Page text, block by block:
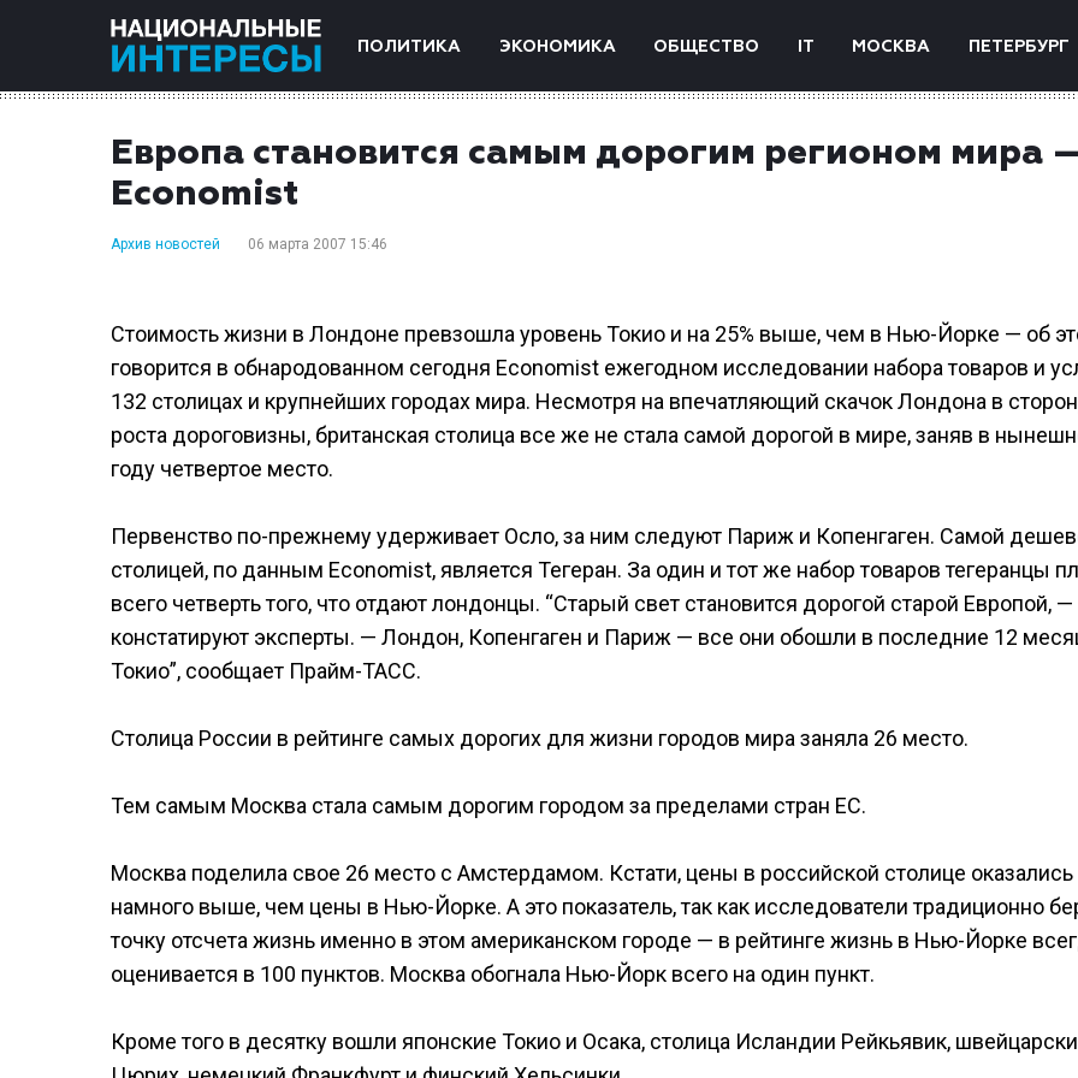
ПОЛИТИКА ЭКОНОМИКА ОБЩЕСТВО IT МОСКВА ПЕТЕРБУРГ
Европа становится самым дорогим регионом мира
Economist
Архив новостей 06 марта 2007 15:46
Стоимость жизни в Лондоне превзошла уровень Токио и на 25% выше, чем в Нью-Йорке — об
говорится в обнародованном сегодня Economist ежегодном исследовании набора товаров и
132 столицах и крупнейших городах мира. Несмотря на впечатляющий скачок Лондона в
роста дороговизны, британская столица все же не стала самой дорогой в мире, заняв в
году четвертое место.
Первенство по-прежнему удерживает Осло, за ним следуют Париж и Копенгаген. Самой
столицей, по данным Economist, является Тегеран. За один и тот же набор товаров тегеранцы
всего четверть того, что отдают лондонцы. “Старый свет становится дорогой старой Европой, —
констатируют эксперты. — Лондон, Копенгаген и Париж — все они обошли в последние 12
Токио”, сообщает Прайм-ТАСС.
Столица России в рейтинге самых дорогих для жизни городов мира заняла 26 место.
Тем самым Москва стала самым дорогим городом за пределами стран ЕС.
Москва поделила свое 26 место с Амстердамом. Кстати, цены в российской столице оказались
намного выше, чем цены в Нью-Йорке. А это показатель, так как исследователи традиционно
точку отсчета жизнь именно в этом американском городе — в рейтинге жизнь в Нью-Йорке
оценивается в 100 пунктов. Москва обогнала Нью-Йорк всего на один пункт.
Кроме того в десятку вошли японские Токио и Осака, столица Исландии Рейкьявик,